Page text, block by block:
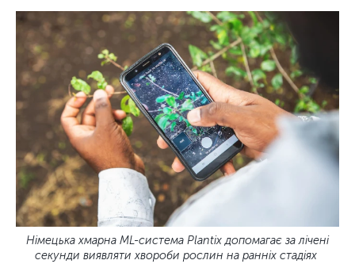
Німецька хмарна ML-система Plantix допомагає за лічені
секунди виявляти хвороби рослин на ранніх стадіях